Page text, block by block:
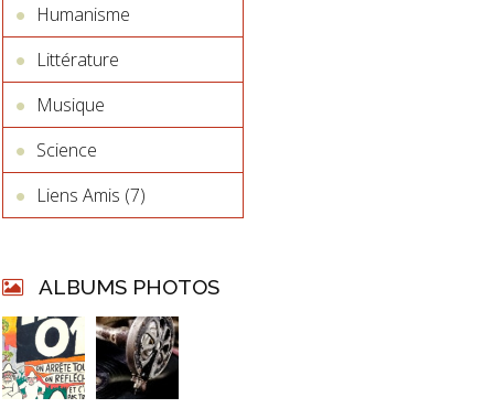
Humanisme
Littérature
Musique
Science
Liens Amis (7)
ALBUMS PHOTOS